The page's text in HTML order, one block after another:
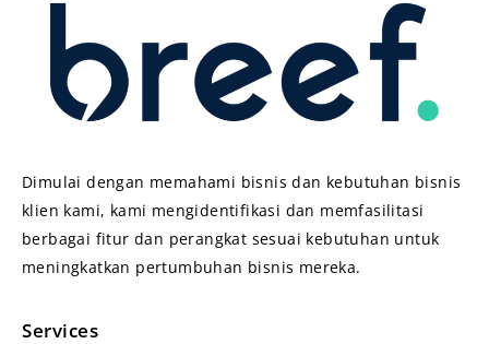
Dimulai dengan memahami bisnis dan kebutuhan bisnis
klien kami, kami mengidentifikasi dan memfasilitasi
berbagai fitur dan perangkat sesuai kebutuhan untuk
meningkatkan pertumbuhan bisnis mereka.
Services